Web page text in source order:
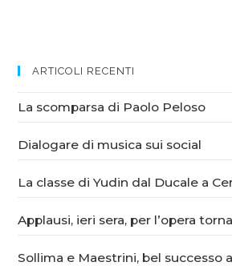
ARTICOLI RECENTI
La scomparsa di Paolo Peloso
Dialogare di musica sui social
La classe di Yudin dal Ducale a
Applausi, ieri sera, per l’opera
Sollima e Maestrini, bel successo